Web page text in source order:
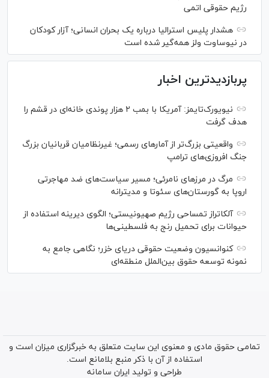
رژیم حقوقی اتمی
هشدار پلیس استرالیا درباره یک بحران انسانی؛ آزار کودکان
در نیوساوت ولز همه‌گیر شده است
پربازدیدترین اخبار
نیویورک‌تایمز: آمریکا با بمب ۲ هزار پوندی خانه‌ای در قشم را
هدف گرفت
واقعیتی بزرگ‌تر از آمار‌های رسمی؛ غیرنظامیان قربانیان بزرگ
جنگ افروزی‌های ترامپ
مرگ در مرز‌های نامرئی؛ مسیر سیاست‌های ضد مهاجرتی
اروپا به گورستان‌های سئوتا و مدیترانه
آلکاتراز تمساحی رژیم صهیونیستی؛ الگوی دیرینه استفاده از
حیوانات برای تحمیل رنج به فلسطینی‌ها
کنوانسیون وضعیت حقوقی دریای خزر؛ نگاهی جامع به
نمونه توسعه حقوق بین‌الملل منطقه‌ای
تمامی حقوق مادی و معنوی این سایت متعلق به خبرگزاری میزان است و
استفاده از آن با ذکر منبع بلامانع است.
طراحی و تولید ایران سامانه